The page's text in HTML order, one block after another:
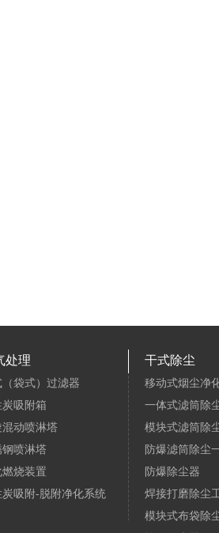
处理
（袋式）过滤器
吸附箱
混动喷淋塔
钢喷淋塔
烧装置
炭吸附-脱附净化系统
干式除尘
移动式烟尘净
一体式滤筒除
模块式滤筒除
防爆滤筒除尘
防爆除尘器
焊接打磨除尘
模块式布袋除